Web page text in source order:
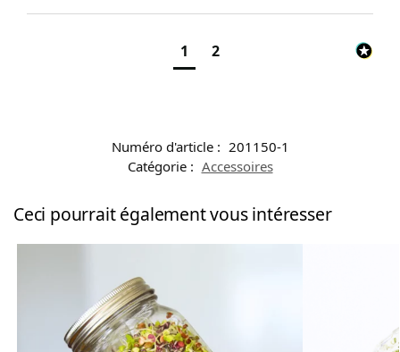
1 2
Numéro d'article : 201150-1
Catégorie : Accessoires
Ceci pourrait également vous intéresser